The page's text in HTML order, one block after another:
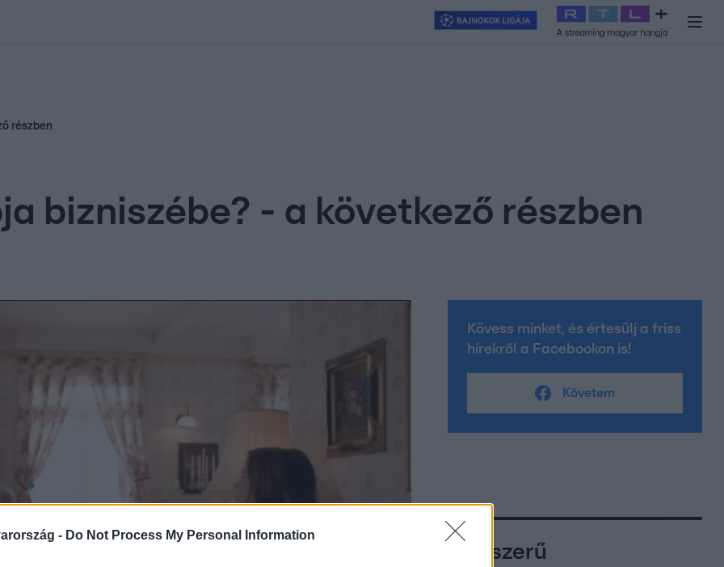
- Do Not Process My Personal Information
Exek csatája 2026 Celeb vagyok, ments ki innen
részben
bizniszébe? - a következő részben
Kövess minket, és értesülj a friss
hírekről a Facebookon is!
Követem
Népszerű